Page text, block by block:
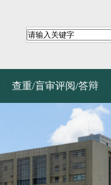
查重/盲审评阅/答辩